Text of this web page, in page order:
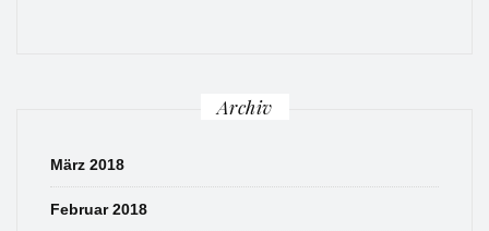
Archiv
März 2018
Februar 2018